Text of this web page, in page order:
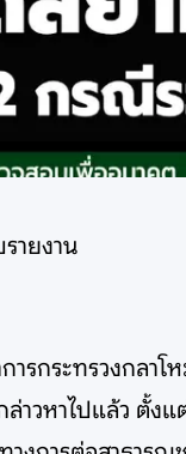
ายงาน
รกระทรวงกลา
วหาไปแล้ว ตั้ง